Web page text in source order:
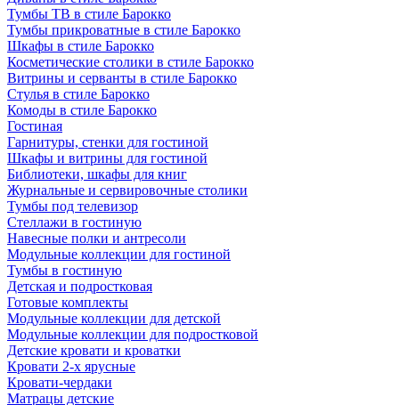
Тумбы ТВ в стиле Барокко
Тумбы прикроватные в стиле Барокко
Шкафы в стиле Барокко
Косметические столики в стиле Барокко
Витрины и серванты в стиле Барокко
Стулья в стиле Барокко
Комоды в стиле Барокко
Гостиная
Гарнитуры, стенки для гостиной
Шкафы и витрины для гостиной
Библиотеки, шкафы для книг
Журнальные и сервировочные столики
Тумбы под телевизор
Стеллажи в гостиную
Навесные полки и антресоли
Модульные коллекции для гостиной
Тумбы в гостиную
Детская и подростковая
Готовые комплекты
Модульные коллекции для детской
Модульные коллекции для подростковой
Детские кровати и кроватки
Кровати 2-х ярусные
Кровати-чердаки
Матрацы детские